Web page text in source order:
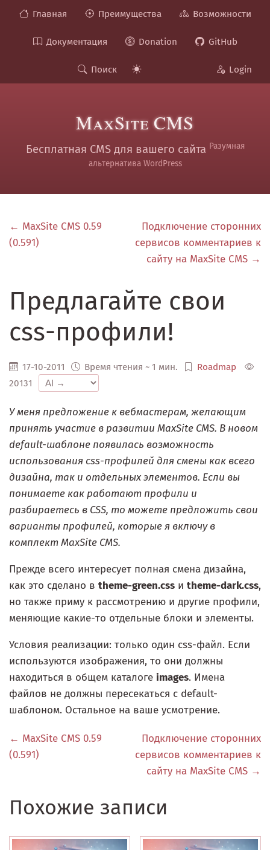
Главная Преимущества Возможности
Документация Donation GitHub
Поиск Login
MaxSite CMS
Бесплатная CMS для вашего сайта Разумная
альтернатива WordPress
← MaxSite CMS 0.59
(0.591)
Подключение сторонних
сервисов комментариев к
сайту на MaxSite CMS →
Предлагайте свои
css-профили!
17-10-2011 Время чтения ~ 1 мин.
Roadmap
20131
У меня предложение к вебмастерам, желающим
принять участие в развитии MaxSite CMS. В новом
default-шаблоне появилась возможность
использования css-профилей для смены как всего
дизайна, так и отдельных элементов. Если вы
понимаете как работают профили и
разбираетесь в CSS, то можете предложить свои
варианты профилей, которые я включу в
комплект MaxSite CMS.
Прежде всего интересует полная смена дизайна,
как это сделано в theme-green.css и theme-dark.css,
но также приму к рассмотрению и другие профили,
меняющие какие-то отдельные блоки и элементы.
Условия реализации: только один css-файл. Если
используются изображения, то они должны
находиться в общем каталоге images. Имена
файлов не должны пересекаться с default-
шаблоном. Остальное на ваше усмотрение.
← MaxSite CMS 0.59
(0.591)
Подключение сторонних
сервисов комментариев к
сайту на MaxSite CMS →
Похожие записи